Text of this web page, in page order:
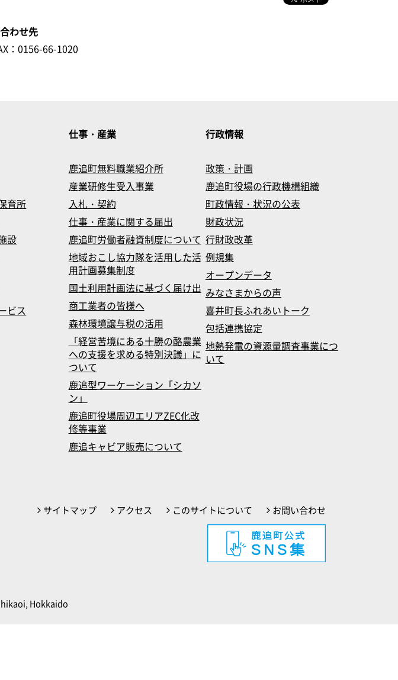
わせ先
：0156-66-1020
育所
設
ビス
仕事・産業
鹿追町無料職業紹介所
産業研修生受入事業
入札・契約
仕事・産業に関する届出
鹿追町労働者融資制度について
地域おこし協力隊を活用した活
用計画募集制度
国土利用計画法に基づく届け出
商工業者の皆様へ
森林環境譲与税の活用
「経営苦境にある十勝の酪農業
への支援を求める特別決議」に
ついて
鹿追型ワーケーション「シカソ
ン」
鹿追町役場周辺エリアZEC化改
修等事業
鹿追キャビア販売について
行政情報
政策・計画
鹿追町役場の行政機構組織
町政情報・状況の公表
財政状況
行財政改革
例規集
オープンデータ
みなさまからの声
喜井町長ふれあいトーク
包括連携協定
地熱発電の資源量調査事業につ
いて
サイトマップ アクセス このサイトについて お問い合わせ
Hokkaido